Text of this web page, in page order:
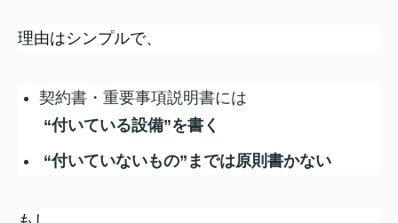
理由はシンプルで、
契約書・重要事項説明書には
“付いている設備”を書く
“付いていないもの”までは原則書かない